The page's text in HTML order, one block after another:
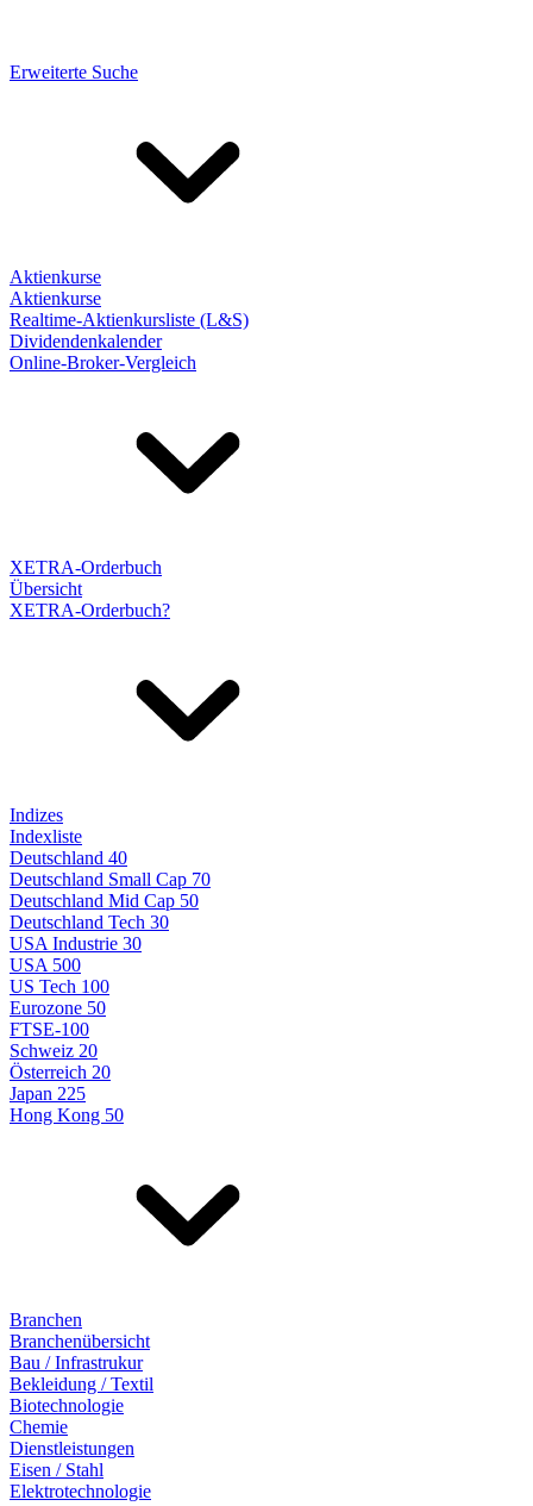
Erweiterte Suche
Aktienkurse
Aktienkurse
Realtime-Aktienkursliste (L&S)
Dividendenkalender
Online-Broker-Vergleich
XETRA-Orderbuch
Übersicht
XETRA-Orderbuch?
Indizes
Indexliste
Deutschland 40
Deutschland Small Cap 70
Deutschland Mid Cap 50
Deutschland Tech 30
USA Industrie 30
USA 500
US Tech 100
Eurozone 50
FTSE-100
Schweiz 20
Österreich 20
Japan 225
Hong Kong 50
Branchen
Branchenübersicht
Bau / Infrastrukur
Bekleidung / Textil
Biotechnologie
Chemie
Dienstleistungen
Eisen / Stahl
Elektrotechnologie